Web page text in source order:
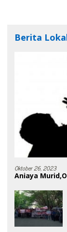
Berita
Oktober 26, 2023
Aniaya